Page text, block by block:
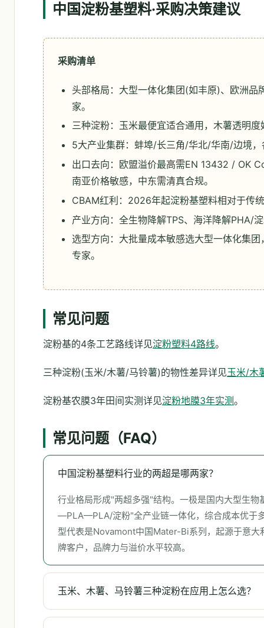
中国淀粉基塑料·采购决策建议
采购清单
头部格局：大型一体化集团(如丰原)、欧洲
家。
三种淀粉：玉米最便宜适合通用，木薯透明
5大产业集群：蚌埠/长三角/华北/华南/边境
出口去向：欧盟溢价最高需EN 13432 / OK
南亚价格敏感，中东需清真合规。
CBAM红利：2026年起淀粉基塑料相对于传
产业方向：全生物降解TPS、海洋降解PHA/
选型方向：大批量成本敏感选大型一体化集
专家。
常见问题
淀粉基的4条工艺路线详见淀粉塑料4路线。
三种淀粉(玉米/木薯/马铃薯)的物性差异详见玉米/木
淀粉基农膜3年田间实测详见淀粉地膜3年实测。
常见问题（FAQ）
中国淀粉基塑料行业的两超是哪两家？
行业格局形成"两超多强"结构。一极是国内大型生
—PLA—PLA/淀粉"全产业链一体化，综合成本优于
型代表是Novamont中国Mater-Bi系列，起源于意
牌客户，品牌力与溢价水平较高。
玉米、木薯、马铃薯三种淀粉在应用上怎么选？